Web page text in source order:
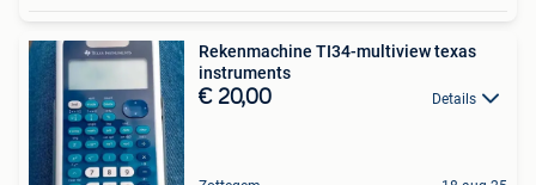
Rekenmachine TI34-multiview texas
instruments
€ 20,00 Details